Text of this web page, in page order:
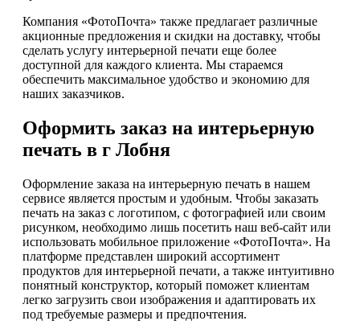
Компания «ФотоПочта» также предлагает различные
акционные предложения и скидки на доставку, чтобы
сделать услугу интерьерной печати еще более
доступной для каждого клиента. Мы стараемся
обеспечить максимальное удобство и экономию для
наших заказчиков.
Оформить заказ на интерьерную
печать в г Лобня
Оформление заказа на интерьерную печать в нашем
сервисе является простым и удобным. Чтобы заказать
печать на заказ с логотипом, с фотографией или своим
рисунком, необходимо лишь посетить наш веб-сайт или
использовать мобильное приложение «ФотоПочта». На
платформе представлен широкий ассортимент
продуктов для интерьерной печати, а также интуитивно
понятный конструктор, который поможет клиентам
легко загрузить свои изображения и адаптировать их
под требуемые размеры и предпочтения.